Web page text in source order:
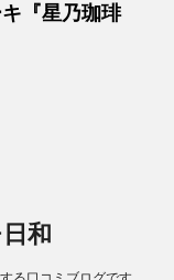
『星乃珈琲
和